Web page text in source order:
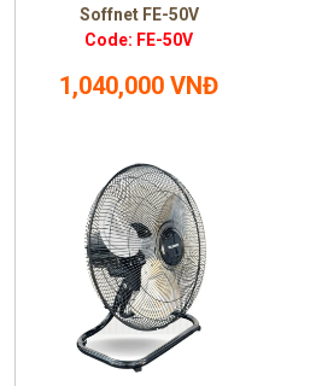
Soffnet FE-50V
Code: FE-50V
1,040,000 VNĐ